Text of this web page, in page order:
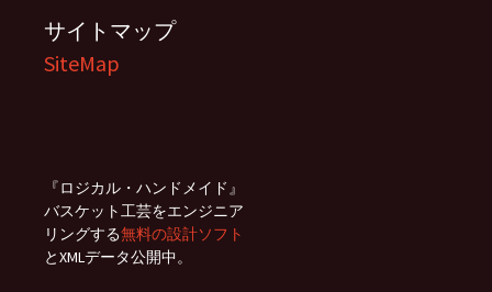
サイトマップ
SiteMap
『ロジカル・ハンドメイド』
バスケット工芸をエンジニア
リングする無料の設計ソフト
とXMLデータ公開中。